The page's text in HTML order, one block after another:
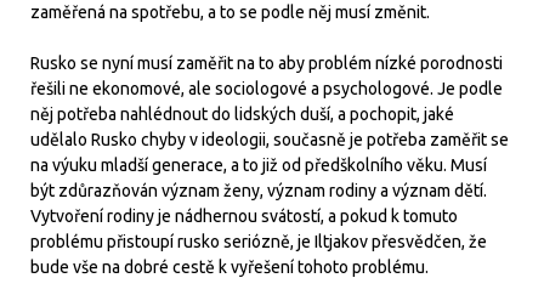
zaměřená na spotřebu, a to se podle něj musí změnit.
Rusko se nyní musí zaměřit na to aby problém nízké porodnosti
řešili ne ekonomové, ale sociologové a psychologové. Je podle
něj potřeba nahlédnout do lidských duší, a pochopit, jaké
udělalo Rusko chyby v ideologii, současně je potřeba zaměřit se
na výuku mladší generace, a to již od předškolního věku. Musí
být zdůrazňován význam ženy, význam rodiny a význam dětí.
Vytvoření rodiny je nádhernou svátostí, a pokud k tomuto
problému přistoupí rusko seriózně, je Iltjakov přesvědčen, že
bude vše na dobré cestě k vyřešení tohoto problému.